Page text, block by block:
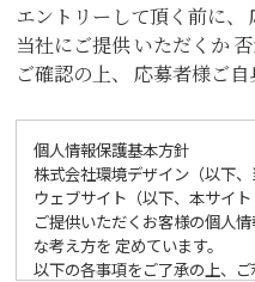
エントリーして頂く前に、
当社にご提供いただくか
ご確認の上、
応募者様ご自
個人情報保護基本方針
株式会社環境デザイン（以下
ウェブサイト（以下、本サイ
ご提供いただくお客様の個人
な考え方を 定めています。
以下の各事項をご了承の上、ご